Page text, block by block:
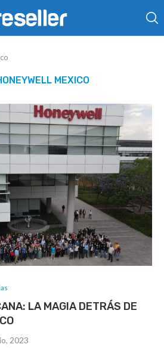
MEXICO
LA MAGIA DETRÁS DE
2023